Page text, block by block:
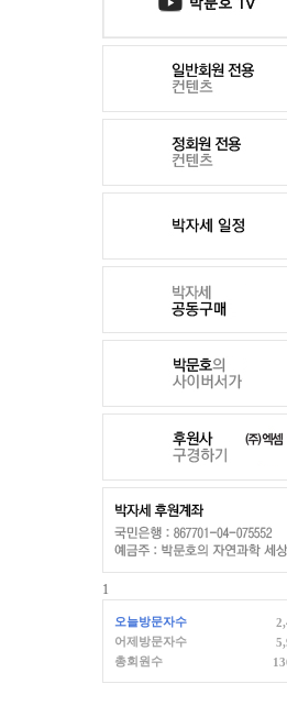
1
오늘방문자수
어제방문자수
총회원수